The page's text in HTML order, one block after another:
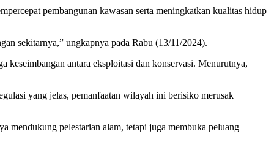
pembangunan kawasan serta meningkatkan kualitas hidup
sekitarnya,” ungkapnya pada Rabu (13/11/2024).
keseimbangan antara eksploitasi dan konservasi. Menurutnya,
yang jelas, pemanfaatan wilayah ini berisiko merusak
mendukung pelestarian alam, tetapi juga membuka peluang